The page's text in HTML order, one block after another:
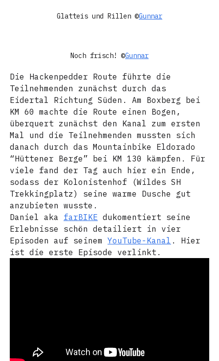
Glatteis und Rillen ©Gunnar
Noch frisch! ©Gunnar
Die Hackenpedder Route führte die
Teilnehmenden zunächst durch das
Eidertal Richtung Süden. Am Boxberg bei
KM 60 machte die Route einen Bogen,
überquert zunächst den Kanal zum ersten
Mal und die Teilnehmenden mussten sich
danach durch das Mountainbike Eldorado
“Hüttener Berge” bei KM 130 kämpfen. Für
viele fand der Tag auch hier ein Ende,
sodass der Kolonistenhof (Wildes SH
Trekkingplatz) seine warme Dusche gut
anzubieten wusste.
Daniel aka farBIKE dukomentiert seine
Erlebnisse schön detailiert in vier
Episoden auf seinem YouTube-Kanal . Hier
ist die erste Episode verlinkt.